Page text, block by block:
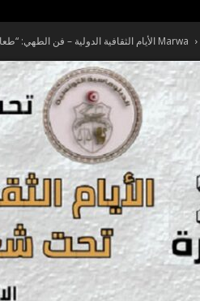
Marwa الأيام الثقافية الدولية – فن الطهي: “طعامك هويتك” – الدورة الثانية...